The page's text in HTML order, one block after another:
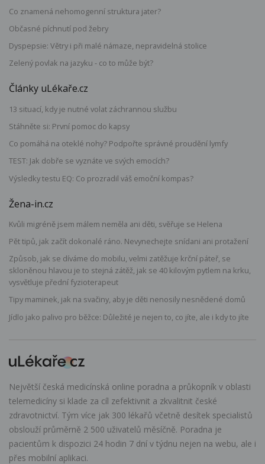
Co znamená nehomogenní struktura jater?
Občasné píchnutí pod žebry
Dyspepsie: Větry i při malé námaze, nepravidelná stolice
Zelený povlak na jazyku - co to může být?
Články uLékaře.cz
13 situací, kdy je nutné volat záchrannou službu
Stáhněte si: První pomoc do kapsy
Co pomáhá na oteklé nohy? Podpořte správné proudění lymfy
TEST: Jak dobře se vyznáte ve svých emocích?
Výsledky testu EQ: Co prozradil váš emoční kompas?
Žena-in.cz
Kvůli migréně jsem málem neměla ani děti, svěřuje se Helena
Pět tipů, jak začít dokonalé ráno. Nevynechejte snídani ani protažení
Způsob, jak se díváme do mobilu, velmi zatěžuje krční páteř, se
skloněnou hlavou je to stejná zátěž, jak se 40 kilovým pytlem na krku,
vysvětluje přední fyzioterapeut
Tipy maminek, jak na svačiny, aby je děti nenosily nesnědené domů
Jídlo jako palivo pro běžce: Důležité je nejen to, co jíte, ale i kdy to jíte
Největší česká medicínská online poradna a průkopník v oblasti
telemedicíny si klade za cíl zefektivnit a zkvalitnit české
zdravotnictví. Tým více jak 300 lékařů včetně desítek specialistů
obslouží průměrně 2 500 uživatelů měsíčně. Poradna je
pacientům k dispozici 24 hodin 7 dní v týdnu nejen na webu, ale i
přes mobilní aplikaci.